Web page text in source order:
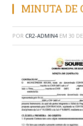
MINUTA DE
POR CR2-ADMIN4 EM 30